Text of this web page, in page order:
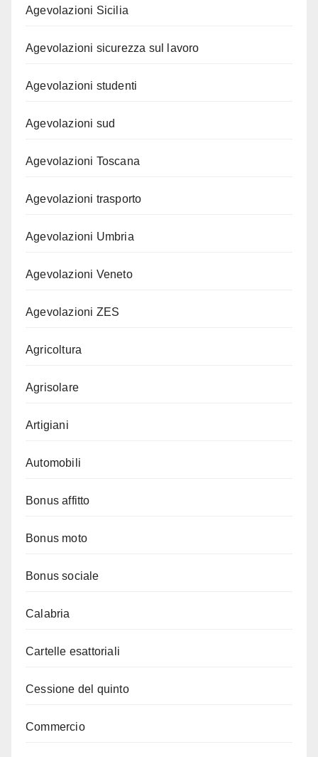
Agevolazioni Sicilia
Agevolazioni sicurezza sul lavoro
Agevolazioni studenti
Agevolazioni sud
Agevolazioni Toscana
Agevolazioni trasporto
Agevolazioni Umbria
Agevolazioni Veneto
Agevolazioni ZES
Agricoltura
Agrisolare
Artigiani
Automobili
Bonus affitto
Bonus moto
Bonus sociale
Calabria
Cartelle esattoriali
Cessione del quinto
Commercio